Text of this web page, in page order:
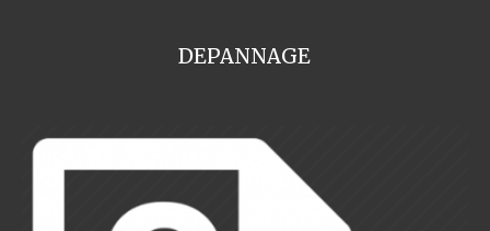
DEPANNAGE